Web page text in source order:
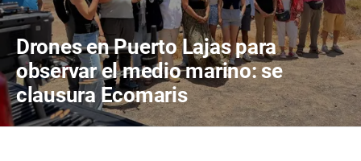
Drones en Puerto Lajas para
observar el medio marino: se
clausura Ecomaris